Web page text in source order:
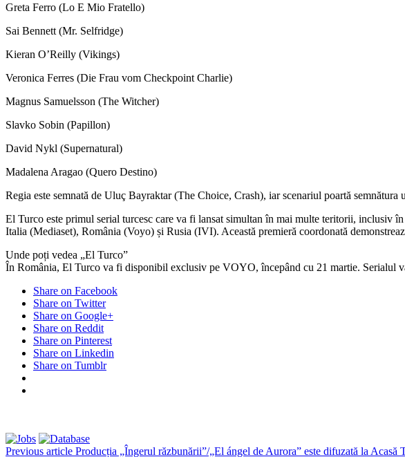
Greta Ferro (Lo E Mio Fratello)
Sai Bennett (Mr. Selfridge)
Kieran O’Reilly (Vikings)
Veronica Ferres (Die Frau vom Checkpoint Charlie)
Magnus Samuelsson (The Witcher)
Slavko Sobin (Papillon)
David Nykl (Supernatural)
Madalena Aragao (Quero Destino)
Regia este semnată de Uluç Bayraktar (The Choice, Crash), iar scenariul poartă
El Turco este primul serial turcesc care va fi lansat simultan în mai multe teritorii,
Italia (Mediaset), România (Voyo) și Rusia (IVI). Această premieră coordonată
Unde poți vedea „El Turco”
În România, El Turco va fi disponibil exclusiv pe VOYO, începând cu 21 martie. Serialul
Share on Facebook
Share on Twitter
Share on Google+
Share on Reddit
Share on Pinterest
Share on Linkedin
Share on Tumblr
Previous article Producția „Îngerul răzbunării”/„El ángel de Aurora” este difuzată la